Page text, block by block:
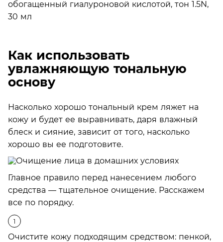
Как использовать
увлажняющую тональную
основу
Насколько хорошо тональный крем ляжет на
кожу и будет ее выравнивать, даря влажный
блеск и сияние, зависит от того, насколько
хорошо вы ее подготовите.
Главное правило перед нанесением любого
средства — тщательное очищение. Расскажем
все по порядку.
Очистите кожу подходящим средством: пенкой,